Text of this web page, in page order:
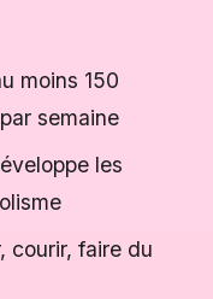
moins 150
semaine
les
courir, faire du